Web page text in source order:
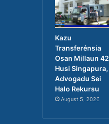
Kazu
Transferénsia
Osan Millaun 42
Husi Singapura,
Advogadu Sei
Halo Rekursu
August 5, 2026